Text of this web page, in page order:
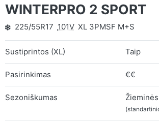
WINTERPRO 2 SPORT
225/55R17 101V XL 3PMSF M+S
Sustiprintos (XL) Taip
Pasirinkimas €€
Sezoniškumas Žieminės